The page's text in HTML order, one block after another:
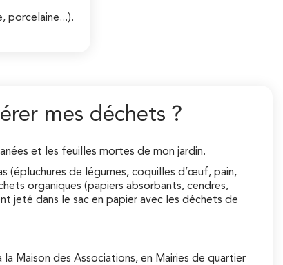
porcelaine...).
mes déchets ?
et les feuilles mortes de mon jardin.
(épluchures de légumes, coquilles d’œuf, pain,
organiques (papiers absorbants, cendres,
jeté dans le sac en papier avec les déchets de
Maison des Associations, en Mairies de quartier